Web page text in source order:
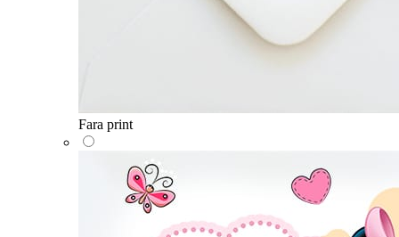
Fara print